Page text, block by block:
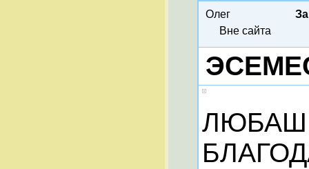
Олег
Вне сайта